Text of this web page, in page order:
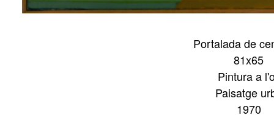
Portalada de
81x65
Pintura a
Paisatge
1970